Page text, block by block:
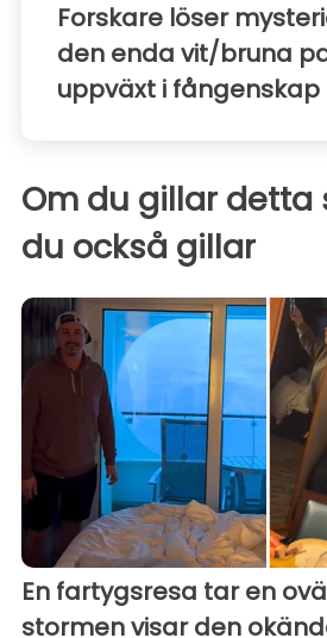
Forskare löser
den enda vit/bruna
uppväxt i fångenskap
Om du gillar detta
du också gillar
En fartygsresa tar en
stormen visar den